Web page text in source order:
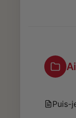
Puis-